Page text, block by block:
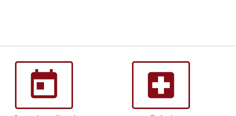
today local_hospital